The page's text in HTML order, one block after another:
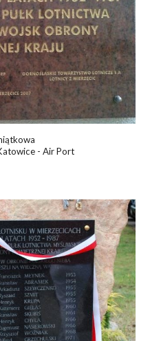
- Air Port